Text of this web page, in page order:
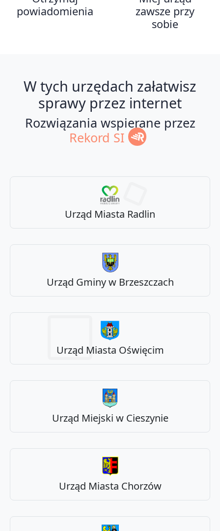
powiadomienia
zawsze przy
sobie
W tych urzędach załatwisz
sprawy przez internet
Rozwiązania wspierane przez
Rekord SI
Urząd Miasta Radlin
Urząd Gminy w Brzeszczach
Urząd Miasta Oświęcim
Urząd Miejski w Cieszynie
Urząd Miasta Chorzów